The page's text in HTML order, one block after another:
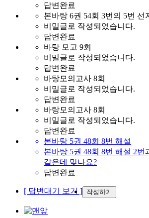
답변완료
본바탕 6권 54회 3번의 5번 선
비밀글로 작성되었습니다.
답변완료
바탕 모고 9회
비밀글로 작성되었습니다.
답변완료
바탕모의고사 8회
비밀글로 작성되었습니다.
답변완료
바탕모의고사 8회
비밀글로 작성되었습니다.
답변완료
본바탕 5권 48회 8번 해설
본바탕 5권 48회 8번 해설 2번
같은데 맞나요?
답변완료
[ 답변대기 보기 ] 작성하기